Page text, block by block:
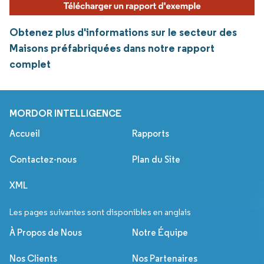
Obtenez plus d'informations sur le secteur des
Maisons préfabriquées dans notre rapport
complet
MORDOR INTELLIGENCE
Accueil Rapports
Contactez-nous Plan du Site
XML
Les pages suivantes sont disponibles en anglais
À Propos de Nous Notre Équipe
Nos Clients Nos Partenaires